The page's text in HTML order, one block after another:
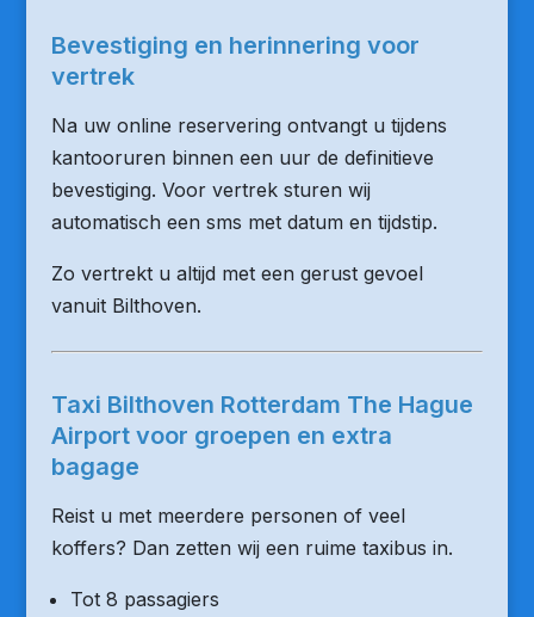
Bevestiging en herinnering voor
vertrek
Na uw online reservering ontvangt u tijdens
kantooruren binnen een uur de definitieve
bevestiging. Voor vertrek sturen wij
automatisch een sms met datum en tijdstip.
Zo vertrekt u altijd met een gerust gevoel
vanuit Bilthoven.
Taxi Bilthoven Rotterdam The Hague
Airport voor groepen en extra
bagage
Reist u met meerdere personen of veel
koffers? Dan zetten wij een ruime taxibus in.
Tot 8 passagiers